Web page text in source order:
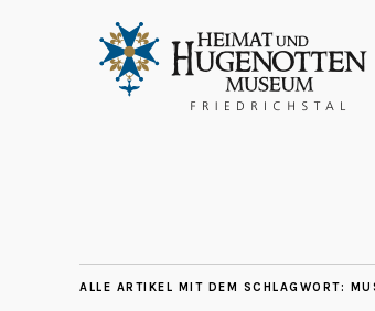
ALLE ARTIKEL MIT DEM SCHLAGWORT: